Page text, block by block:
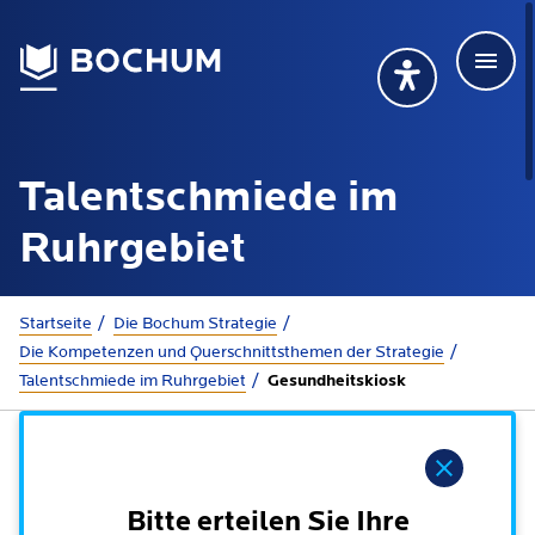
Übersetzung
Deutsch
Talentschmiede im
Ruhrgebiet
Startseite
Die Bochum Strategie
Die Kompetenzen und Querschnittsthemen der Strategie
Talentschmiede im Ruhrgebiet
Gesundheitskiosk
Bitte erteilen Sie Ihre
Übersetzung wählen (öffnet sich in Google
Deutsch
115 anrufen
Rathaus
Online-Dienste - Serviceportal